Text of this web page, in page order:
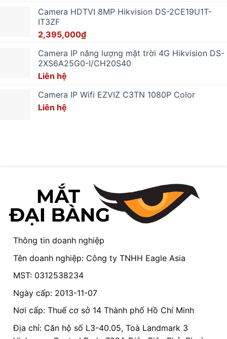
Camera HDTVI 8MP Hikvision DS-2CE19U1T-
IT3ZF
2,395,000₫
Camera IP năng lượng mặt trời 4G Hikvision DS-
2XS6A25G0-I/CH20S40
Liên hệ
Camera IP Wifi EZVIZ C3TN 1080P Color
Liên hệ
Thông tin doanh nghiệp
Tên doanh nghiệp: Công ty TNHH Eagle Asia
MST: 0312538234
Ngày cấp: 2013-11-07
Nơi cấp: Thuế cơ sở 14 Thành phố Hồ Chí Minh
Địa chỉ: Căn hộ số L3-40.05, Toà Landmark 3